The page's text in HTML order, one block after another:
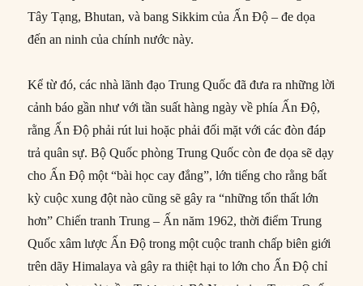
Tây Tạng, Bhutan, và bang Sikkim của Ấn Độ – đe dọa
đến an ninh của chính nước này.
Kể từ đó, các nhà lãnh đạo Trung Quốc đã đưa ra những lời
cảnh báo gần như với tần suất hàng ngày về phía Ấn Độ,
rằng Ấn Độ phải rút lui hoặc phải đối mặt với các đòn đáp
trả quân sự. Bộ Quốc phòng Trung Quốc còn đe dọa sẽ dạy
cho Ấn Độ một “bài học cay đắng”, lớn tiếng cho rằng bất
kỳ cuộc xung đột nào cũng sẽ gây ra “những tổn thất lớn
hơn” Chiến tranh Trung – Ấn năm 1962, thời điểm Trung
Quốc xâm lược Ấn Độ trong một cuộc tranh chấp biên giới
trên dãy Himalaya và gây ra thiệt hại to lớn cho Ấn Độ chỉ